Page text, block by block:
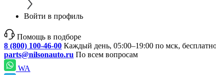
Войти в профиль
Помощь в подборе
8 (800) 100-46-00 Каждый день, 05:00–19:00 по мск,
parts@nilsonauto.ru По всем вопросам
WA